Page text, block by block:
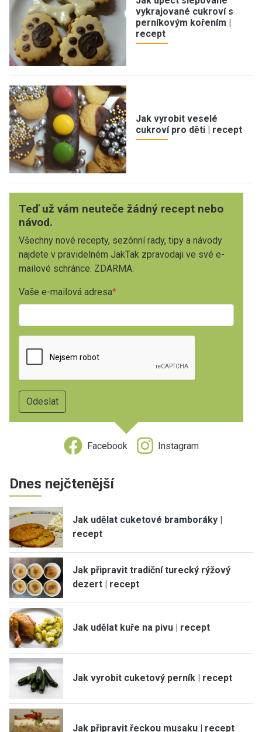
vykrajované cukroví s
perníkovým kořením |
recept
Jak vyrobit veselé
cukroví pro děti | recept
Teď už vám neuteče žádný recept nebo
návod.
Všechny nové recepty, sezónní rady, tipy a návody
najdete v pravidelném JakTak zpravodaji ve své e-
mailové schránce. ZDARMA.
Vaše e-mailová adresa
Facebook Instagram
Dnes nejčtenější
Jak udělat cuketové bramboráky |
recept
Jak připravit tradiční turecký rýžový
dezert | recept
Jak udělat kuře na pivu | recept
Jak vyrobit cuketový perník | recept
Jak připravit řeckou musaku | recept